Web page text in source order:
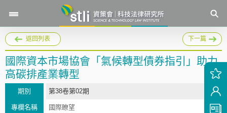
返回列表 下一篇
國際資本市場協會「氣候轉型債券指引」助力
高碳排產業轉型
期別 第38卷第02期
專欄名稱 國際瞭望